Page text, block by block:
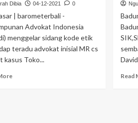
Dibia 04-12-2021 0
| barometerbali -
Advokat Indonesia
menggelar sidang kode etik
teradu advokat inisial MR cs
kasus Toko...
Read